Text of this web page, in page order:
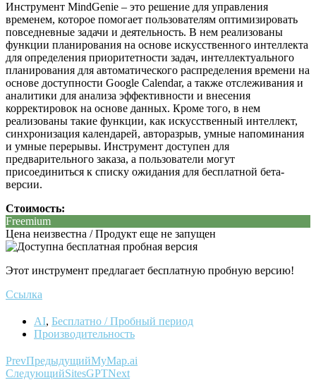
Инструмент MindGenie – это решение для управления
временем, которое помогает пользователям оптимизировать
повседневные задачи и деятельность. В нем реализованы
функции планирования на основе искусственного интеллекта
для определения приоритетности задач, интеллектуального
планирования для автоматического распределения времени на
основе доступности Google Calendar, а также отслеживания и
аналитики для анализа эффективности и внесения
корректировок на основе данных. Кроме того, в нем
реализованы такие функции, как искусственный интеллект,
синхронизация календарей, авторазрыв, умные напоминания
и умные перерывы. Инструмент доступен для
предварительного заказа, а пользователи могут
присоединиться к списку ожидания для бесплатной бета-
версии.
Стоимость:
Freemium
Цена неизвестна / Продукт еще не запущен
Этот инструмент предлагает бесплатную пробную версию!
Ссылка
AI, Бесплатно / Пробный период
Производительность
PrevПредыдущийMyMap.ai
СледующийSitesGPTNext